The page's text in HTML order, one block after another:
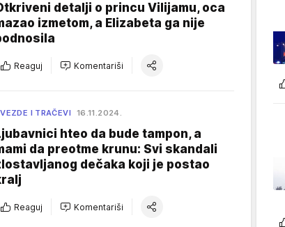
detalji o princu Vilijamu, oca
izmetom, a Elizabeta ga nije
Reaguj Komentariši
I TRAČEVI 16.11.2024.
hteo da bude tampon, a
da preotme krunu: Svi skandali
dečaka koji je postao
Reaguj Komentariši